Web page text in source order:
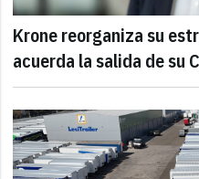
Krone reorganiza su
acuerda la salida de su